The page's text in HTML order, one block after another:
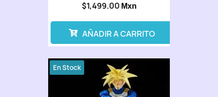
$1,499.00 Mxn
AÑADIR A CARRITO
En Stock